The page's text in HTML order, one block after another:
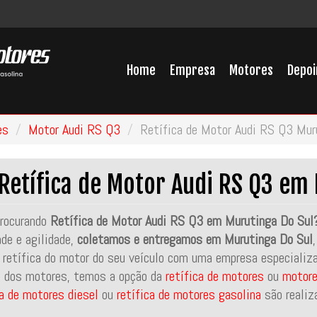
Home Empresa Motores
Motor Audi RS Q3 Retífica de Motor Audi RS Q3
de Motor Audi RS Q3
Retífica de Motor Audi RS Q3 em Murutinga Do
e agilidade, coletamos e entregamos em Murutinga Do Sul
do motor do seu veículo com uma empresa
motores, temos a opção da retífica de motores ou
motores diesel ou retífica de motores gasolina são